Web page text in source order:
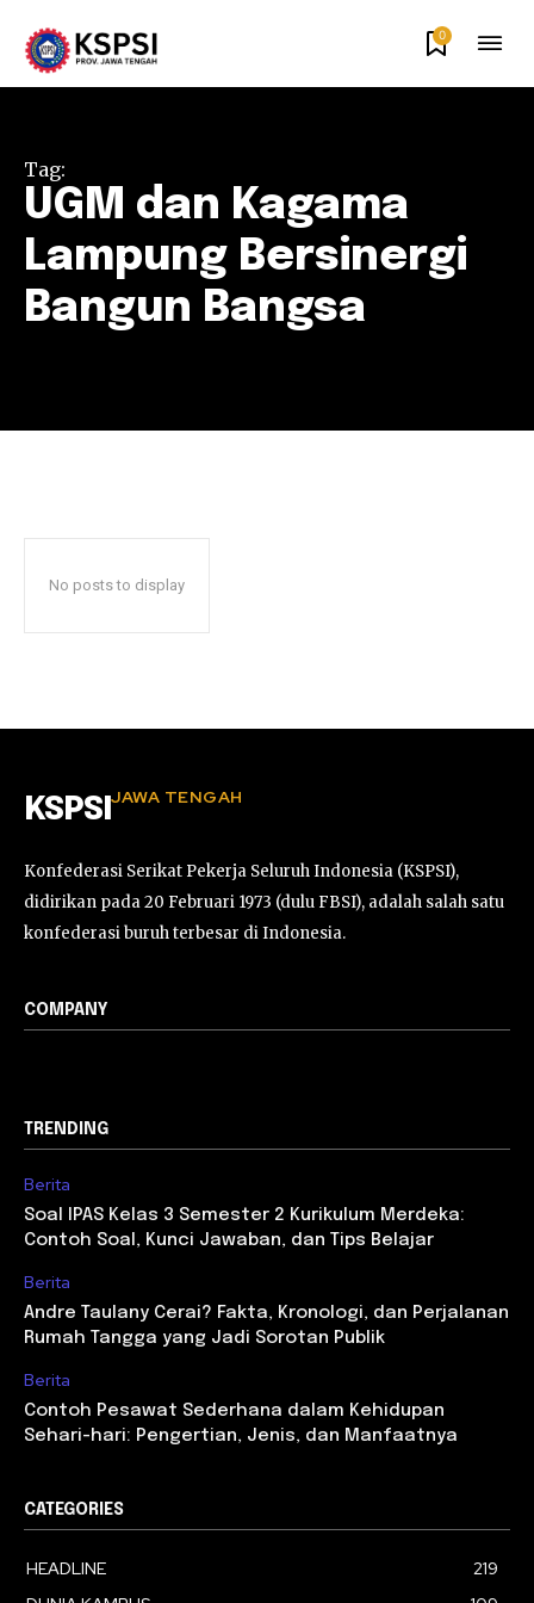
0
Tag:
UGM dan Kagama
Lampung Bersinergi
Bangun Bangsa
No posts to display
KSPSI JAWA TENGAH
Konfederasi Serikat Pekerja Seluruh Indonesia (KSPSI),
didirikan pada 20 Februari 1973 (dulu FBSI), adalah salah satu
konfederasi buruh terbesar di Indonesia.
COMPANY
TRENDING
Berita
Soal IPAS Kelas 3 Semester 2 Kurikulum Merdeka:
Contoh Soal, Kunci Jawaban, dan Tips Belajar
Berita
Andre Taulany Cerai? Fakta, Kronologi, dan Perjalanan
Rumah Tangga yang Jadi Sorotan Publik
Berita
Contoh Pesawat Sederhana dalam Kehidupan
Sehari-hari: Pengertian, Jenis, dan Manfaatnya
CATEGORIES
HEADLINE
219